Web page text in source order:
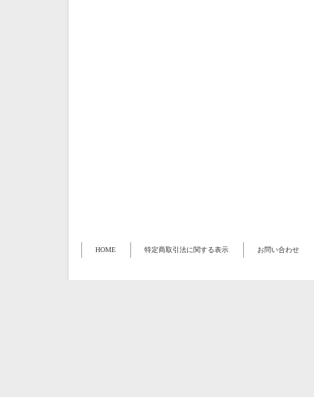
HOME 特定商取引法に関する表示 お問い合わせ